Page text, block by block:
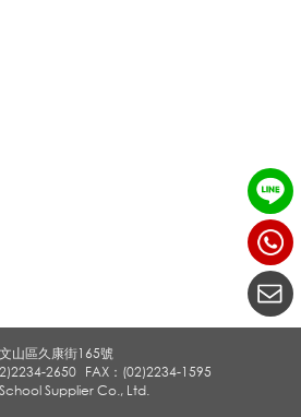
2650 FAX：(02)2234-1595
山區久康街165號
Supplier Co., Ltd.